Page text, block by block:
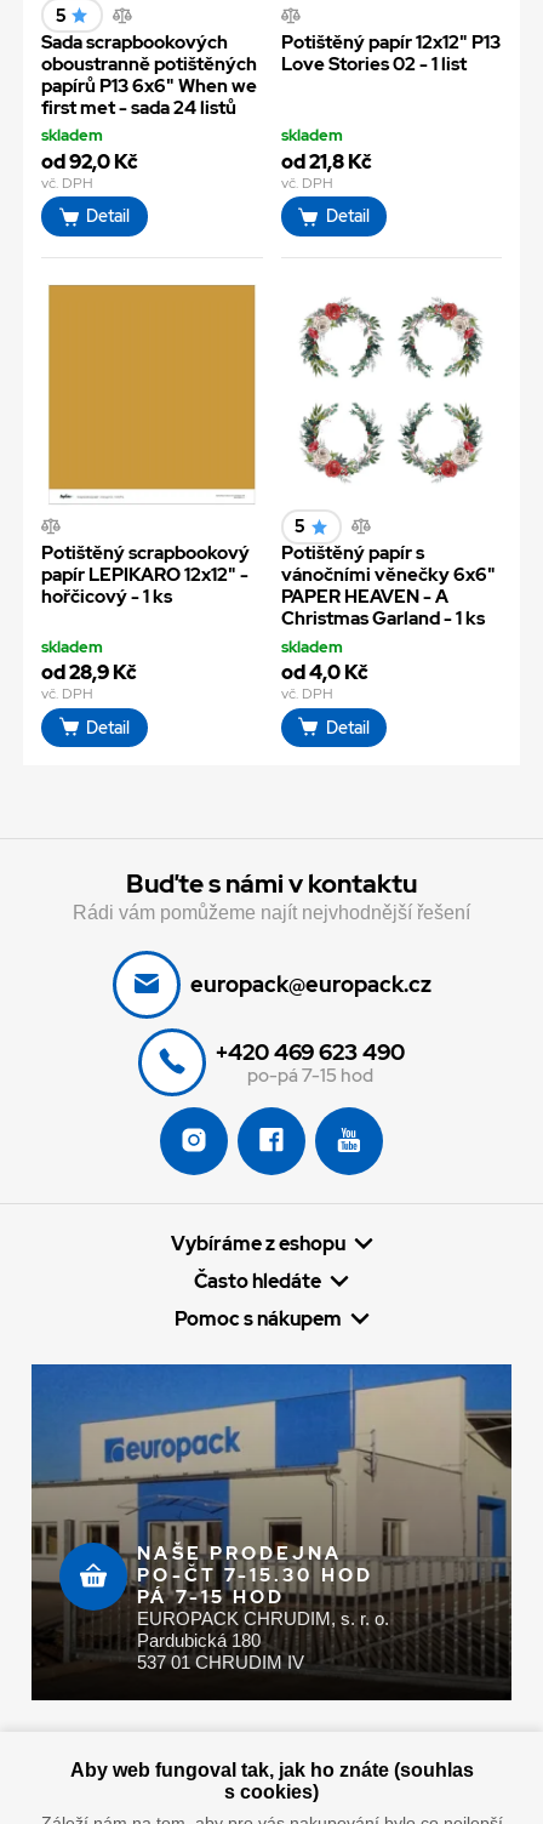
5
Sada scrapbookových
oboustranně potištěných
papírů P13 6x6" When we
first met - sada 24 listů
skladem
od 92,0 Kč
vč. DPH
Detail
Potištěný papír 12x12" P13
Love Stories 02 - 1 list
skladem
od 21,8 Kč
vč. DPH
Detail
Potištěný scrapbookový
papír LEPIKARO 12x12" -
hořčicový - 1 ks
skladem
od 28,9 Kč
vč. DPH
Detail
5
Potištěný papír s
vánočními věnečky 6x6"
PAPER HEAVEN - A
Christmas Garland - 1 ks
skladem
od 4,0 Kč
vč. DPH
Detail
Buďte s námi v kontaktu
Rádi vám pomůžeme najít nejvhodnější řešení
europack@europack.cz
+420 469 623 490
po-pá 7-15 hod
Vybíráme z eshopu
Často hledáte
Pomoc s nákupem
NAŠE PRODEJNA
PO-ČT 7-15.30 HOD
PÁ 7-15 HOD
EUROPACK CHRUDIM, s. r. o.
Pardubická 180
537 01 CHRUDIM IV
Aby web fungoval tak, jak ho znáte (souhlas
s cookies)